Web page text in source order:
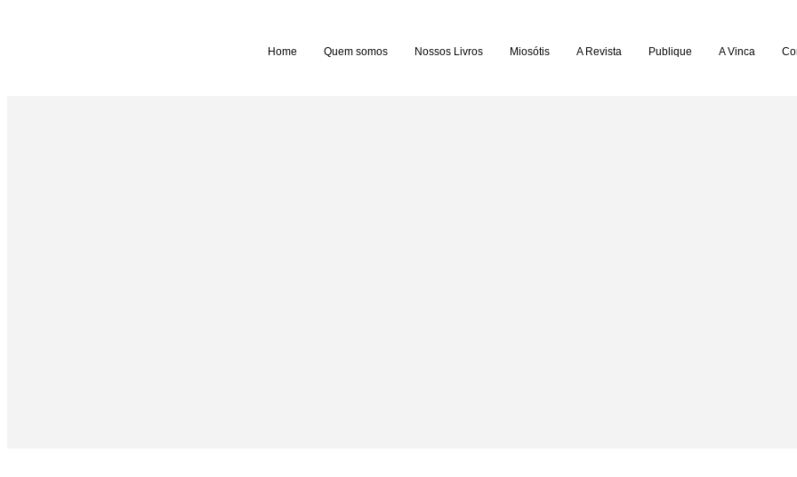
Home Quem somos Nossos Livros Miosótis A Revista Publique A Vinca